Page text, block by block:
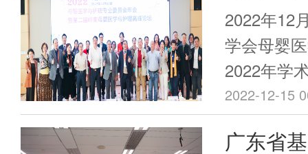
2022年
岭南母
坛顺利
2022年12
学会母婴
2022年学
婴医学与
召开。本
会母婴医
2022-12-15
广东省